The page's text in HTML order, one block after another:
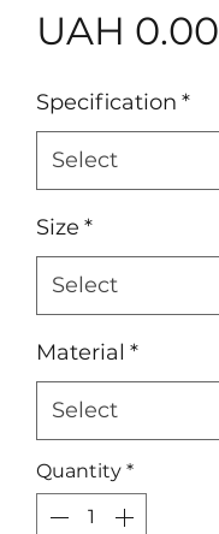
UAH 0.00
Specification *
Size *
Material *
Quantity *